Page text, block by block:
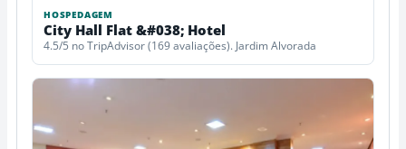
HOSPEDAGEM
City Hall Flat &#038; Hotel
4.5/5 no TripAdvisor (169 avaliações). Jardim Alvorada